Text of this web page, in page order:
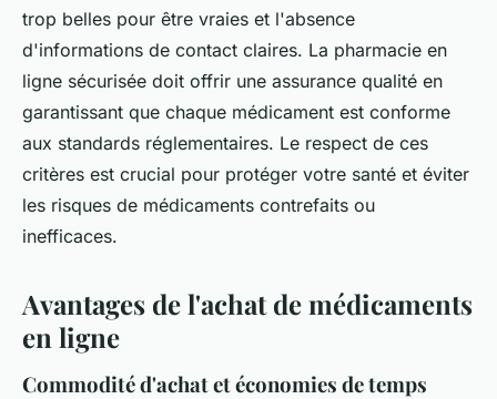
trop belles pour être vraies et l'absence
d'informations de contact claires. La pharmacie en
ligne sécurisée doit offrir une assurance qualité en
garantissant que chaque médicament est conforme
aux standards réglementaires. Le respect de ces
critères est crucial pour protéger votre santé et éviter
les risques de médicaments contrefaits ou
inefficaces.
Avantages de l'achat de médicaments
en ligne
Commodité d'achat et économies de temps